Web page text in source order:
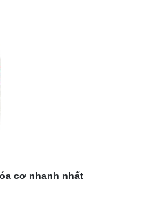
cơ nhanh nhất